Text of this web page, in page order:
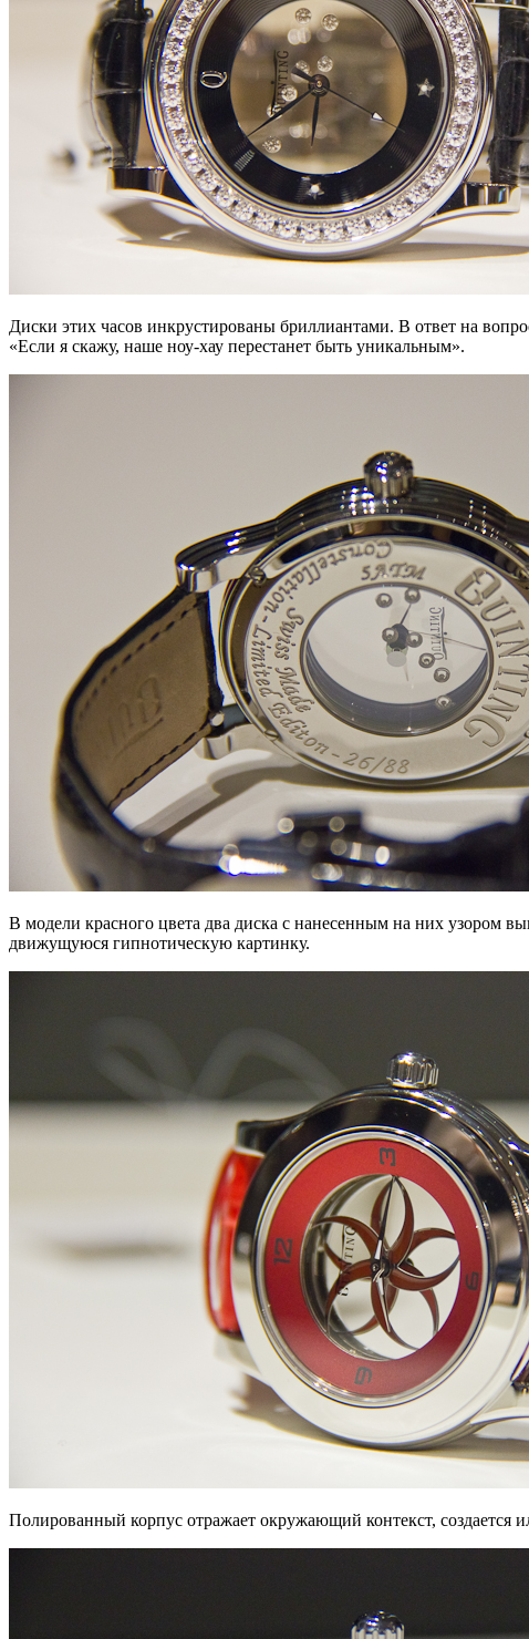
Диски этих часов инкрустированы бриллиантами. В ответ на
«Если я скажу, наше ноу-хау перестанет быть уникальным».
В модели красного цвета два диска с нанесенным на них узором
движущуюся гипнотическую картинку.
Полированный корпус отражает окружающий контекст, создается